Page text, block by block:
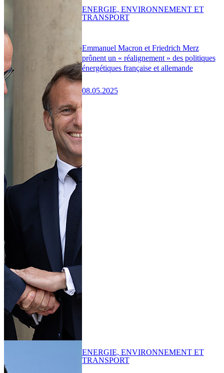
Emmanuel Macron et Friedrich Merz
prônent un « réalignement » des politiques
énergétiques française et allemande
08.05.2025
ENERGIE, ENVIRONNEMENT ET
TRANSPORT
ENERGIE, ENVIRONNEMENT ET
TRANSPORT